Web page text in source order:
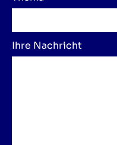
Ihre Nachricht